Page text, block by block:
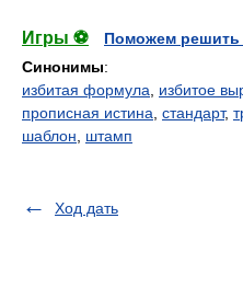
Игры ⚽
Поможем решить
Синонимы:
избитая формула
избитое
прописная истина стандарт,
шаблон
штамп
Ход дать